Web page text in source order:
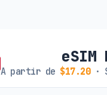
eSIM
A partir de $17.20·